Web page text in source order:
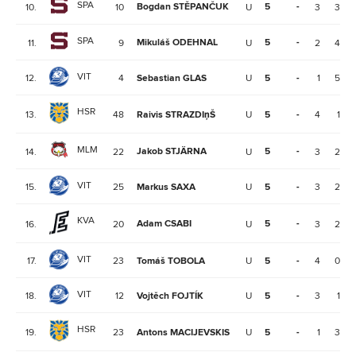
10. SPA 10 Bogdan STĚPANČUK U 5 - 3 3
11. SPA 9 Mikuláš ODEHNAL U 5 - 2 4
12. VIT 4 Sebastian GLAS U 5 - 1 5
13. HSR 48 Raivis STRAZDIņŠ U 5 - 4 1
14. MLM 22 Jakob STJÄRNA U 5 - 3 2
15. VIT 25 Markus SAXA U 5 - 3 2
16. KVA 20 Adam CSABI U 5 - 3 2
17. VIT 23 Tomáš TOBOLA U 5 - 4 0
18. VIT 12 Vojtěch FOJTÍK U 5 - 3 1
19. HSR 23 Antons MACIJEVSKIS U 5 - 1 3